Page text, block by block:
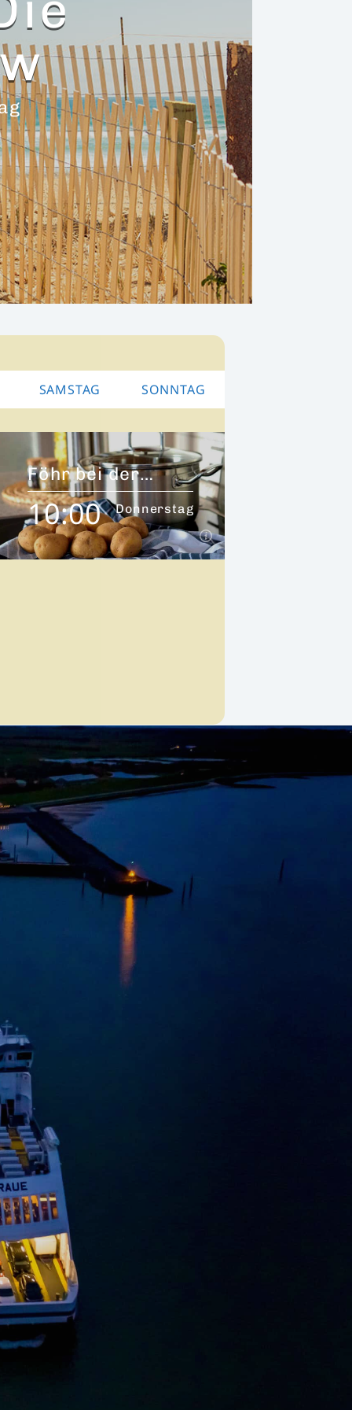
SAMSTAG SONNTAG
Föhr bei der
Arbeit
10:00 Donnerstag